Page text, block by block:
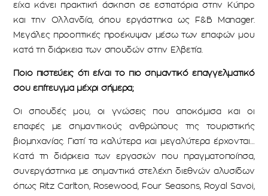
είχα κάνει πρακτική άσκηση σε εστιατόρια στην Κύπρο
και την Ολλανδία, όπου εργάστηκα ως F&B Μanager.
Μεγάλες προοπτικές προέκυψαν μέσω των επαφών μου
κατά τη διάρκεια των σπουδών στην Ελβετία.
Ποιο πιστεύεις ότι είναι το πιο σημαντικό επαγγελματικό
σου επίτευγμα μέχρι σήμερα;
Οι σπουδές μου, οι γνώσεις που αποκόμισα και οι
επαφές με σημαντικούς ανθρώπους της τουριστικής
βιομηχανίας. Γιατί τα καλύτερα και μεγαλύτερα έρχονται…
Κατά τη διάρκεια των εργασιών που πραγματοποίησα,
συνεργάστηκα με σημαντικά στελέχη διεθνών αλυσίδων
όπως Ritz Carlton, Rosewood, Four Seasons, Royal Savoi,